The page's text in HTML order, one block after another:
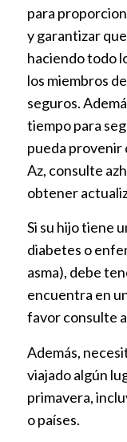
para
y garantizar
haciendo todo
los miembros
seguros.
tiempo para
pueda provenir
Az, consulte
obtener
Si su hijo tiene
diabetes o
asma), debe
encuentra en
favor consulte
Además,
viajado algún
primavera,
o países.